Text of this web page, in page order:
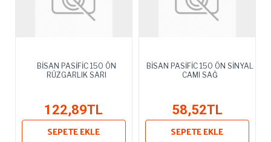
BİSAN PASİFİC 150 ÖN
RÜZGARLIK SARI
122,89TL
SEPETE EKLE
BİSAN PASİFİC 150 ÖN SİNYAL
CAMI SAĞ
58,52TL
SEPETE EKLE